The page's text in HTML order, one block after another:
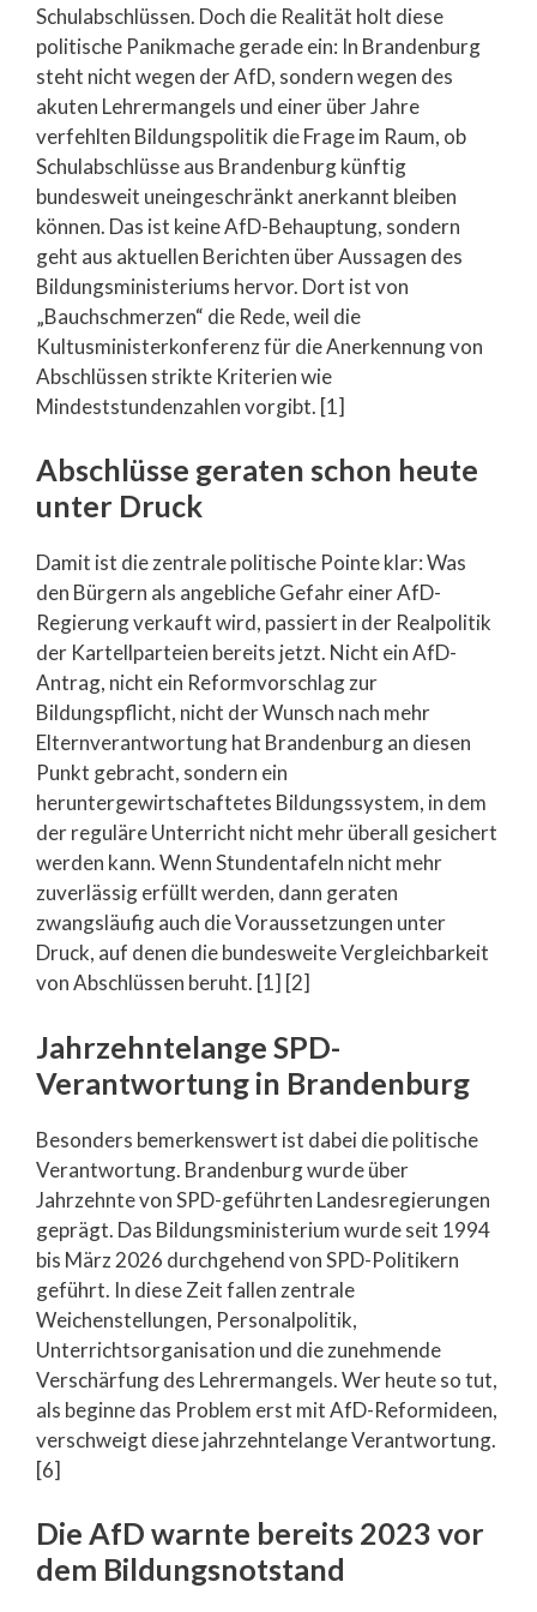
Schulabschlüssen. Doch die Realität holt diese
politische Panikmache gerade ein: In Brandenburg
steht nicht wegen der AfD, sondern wegen des
akuten Lehrermangels und einer über Jahre
verfehlten Bildungspolitik die Frage im Raum, ob
Schulabschlüsse aus Brandenburg künftig
bundesweit uneingeschränkt anerkannt bleiben
können. Das ist keine AfD-Behauptung, sondern
geht aus aktuellen Berichten über Aussagen des
Bildungsministeriums hervor. Dort ist von
„Bauchschmerzen“ die Rede, weil die
Kultusministerkonferenz für die Anerkennung von
Abschlüssen strikte Kriterien wie
Mindeststundenzahlen vorgibt. [1]
Abschlüsse geraten schon heute
unter Druck
Damit ist die zentrale politische Pointe klar: Was
den Bürgern als angebliche Gefahr einer AfD-
Regierung verkauft wird, passiert in der Realpolitik
der Kartellparteien bereits jetzt. Nicht ein AfD-
Antrag, nicht ein Reformvorschlag zur
Bildungspflicht, nicht der Wunsch nach mehr
Elternverantwortung hat Brandenburg an diesen
Punkt gebracht, sondern ein
heruntergewirtschaftetes Bildungssystem, in dem
der reguläre Unterricht nicht mehr überall gesichert
werden kann. Wenn Stundentafeln nicht mehr
zuverlässig erfüllt werden, dann geraten
zwangsläufig auch die Voraussetzungen unter
Druck, auf denen die bundesweite Vergleichbarkeit
von Abschlüssen beruht. [1] [2]
Jahrzehntelange SPD-
Verantwortung in Brandenburg
Besonders bemerkenswert ist dabei die politische
Verantwortung. Brandenburg wurde über
Jahrzehnte von SPD-geführten Landesregierungen
geprägt. Das Bildungsministerium wurde seit 1994
bis März 2026 durchgehend von SPD-Politikern
geführt. In diese Zeit fallen zentrale
Weichenstellungen, Personalpolitik,
Unterrichtsorganisation und die zunehmende
Verschärfung des Lehrermangels. Wer heute so tut,
als beginne das Problem erst mit AfD-Reformideen,
verschweigt diese jahrzehntelange Verantwortung.
[6]
Die AfD warnte bereits 2023 vor
dem Bildungsnotstand